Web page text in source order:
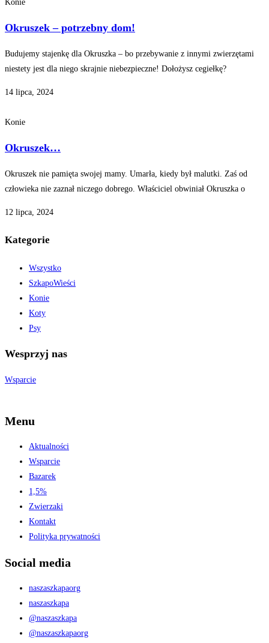
Konie
Okruszek – potrzebny dom!
Budujemy stajenkę dla Okruszka – bo przebywanie z innymi zwierzętami
niestety jest dla niego skrajnie niebezpieczne! Dołożysz cegiełkę?
14 lipca, 2024
Konie
Okruszek…
Okruszek nie pamięta swojej mamy. Umarła, kiedy był malutki. Zaś od
człowieka nie zaznał niczego dobrego. Właściciel obwiniał Okruszka o
12 lipca, 2024
Kategorie
Wszystko
SzkapoWieści
Konie
Koty
Psy
Wesprzyj nas
Wsparcie
Menu
Aktualności
Wsparcie
Bazarek
1,5%
Zwierzaki
Kontakt
Polityka prywatności
Social media
naszaszkapaorg
naszaszkapa
@naszaszkapa
@naszaszkapaorg